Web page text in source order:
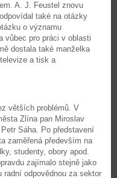
A. J. Feustel znovu
také na otázky
o významu
vůbec pro práci v oblasti
dostala také manželka
a tisk a
větších problémů. V
Zlína pan Miroslav
Sáha. Po představení
zaměřená především na
studenty, obory apod.
zajímalo stejně jako
odpovědnou za sektor